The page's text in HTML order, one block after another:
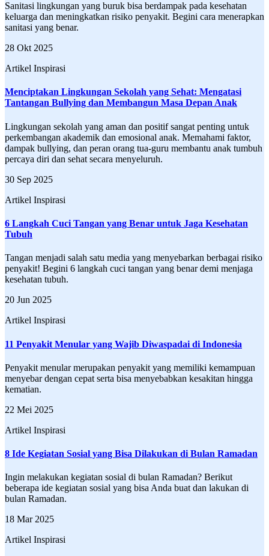
Sanitasi lingkungan yang buruk bisa berdampak pada kesehatan
keluarga dan meningkatkan risiko penyakit. Begini cara menerapkan
sanitasi yang benar.
28 Okt 2025
Artikel Inspirasi
Menciptakan Lingkungan Sekolah yang Sehat: Mengatasi
Tantangan Bullying dan Membangun Masa Depan Anak
Lingkungan sekolah yang aman dan positif sangat penting untuk
perkembangan akademik dan emosional anak. Memahami faktor,
dampak bullying, dan peran orang tua-guru membantu anak tumbuh
percaya diri dan sehat secara menyeluruh.
30 Sep 2025
Artikel Inspirasi
6 Langkah Cuci Tangan yang Benar untuk Jaga Kesehatan
Tubuh
Tangan menjadi salah satu media yang menyebarkan berbagai risiko
penyakit! Begini 6 langkah cuci tangan yang benar demi menjaga
kesehatan tubuh.
20 Jun 2025
Artikel Inspirasi
11 Penyakit Menular yang Wajib Diwaspadai di Indonesia
Penyakit menular merupakan penyakit yang memiliki kemampuan
menyebar dengan cepat serta bisa menyebabkan kesakitan hingga
kematian.
22 Mei 2025
Artikel Inspirasi
8 Ide Kegiatan Sosial yang Bisa Dilakukan di Bulan Ramadan
Ingin melakukan kegiatan sosial di bulan Ramadan? Berikut
beberapa ide kegiatan sosial yang bisa Anda buat dan lakukan di
bulan Ramadan.
18 Mar 2025
Artikel Inspirasi